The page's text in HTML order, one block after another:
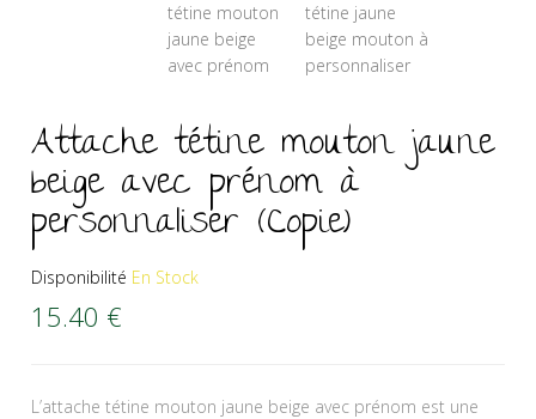
Attache tétine mouton jaune
beige avec prénom à
personnaliser (Copie)
Disponibilité En Stock
15.40 €
L’attache tétine mouton jaune beige avec prénom est une